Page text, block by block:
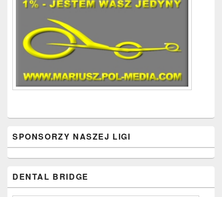
SPONSORZY NASZEJ LIGI
DENTAL BRIDGE